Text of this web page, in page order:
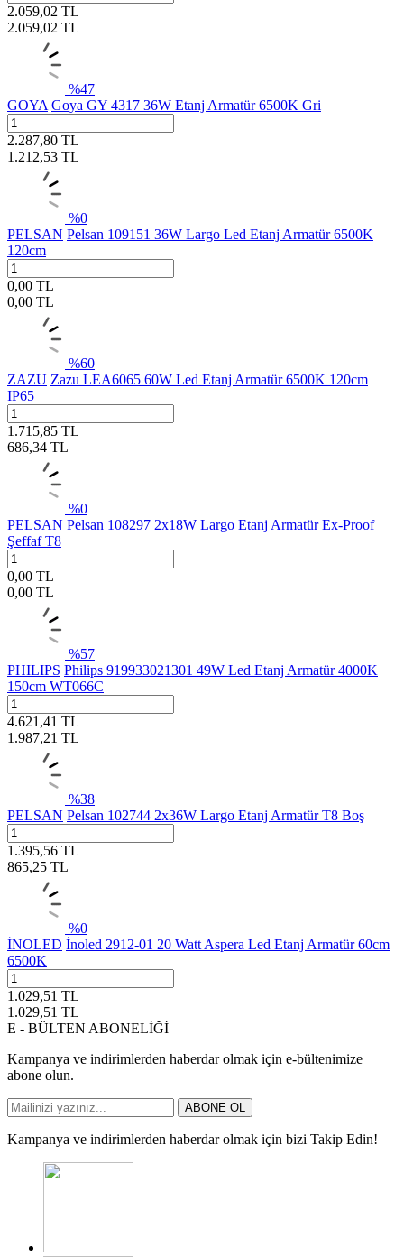
2.059,02 TL
2.059,02 TL
%47
GOYA Goya GY 4317 36W Etanj Armatür 6500K Gri
2.287,80 TL
1.212,53 TL
%0
PELSAN Pelsan 109151 36W Largo Led Etanj Armatür 6500K
120cm
0,00 TL
0,00 TL
%60
ZAZU Zazu LEA6065 60W Led Etanj Armatür 6500K 120cm
IP65
1.715,85 TL
686,34 TL
%0
PELSAN Pelsan 108297 2x18W Largo Etanj Armatür Ex-Proof
Şeffaf T8
0,00 TL
0,00 TL
%57
PHILIPS Philips 919933021301 49W Led Etanj Armatür 4000K
150cm WT066C
4.621,41 TL
1.987,21 TL
%38
PELSAN Pelsan 102744 2x36W Largo Etanj Armatür T8 Boş
1.395,56 TL
865,25 TL
%0
İNOLED İnoled 2912-01 20 Watt Aspera Led Etanj Armatür 60cm
6500K
1.029,51 TL
1.029,51 TL
E - BÜLTEN ABONELİĞİ
Kampanya ve indirimlerden haberdar olmak için e-bültenimize
abone olun.
ABONE OL
Kampanya ve indirimlerden haberdar olmak için bizi Takip Edin!